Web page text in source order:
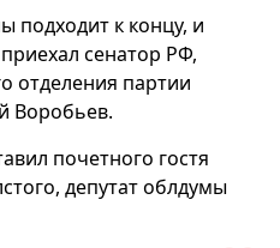
подходит к концу, и
сенатор РФ,
отделения партии
Воробьев.
почетного гостя
депутат облдумы